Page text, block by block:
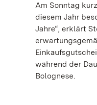
Am Sonntag
diesem Jahr
Jahre“, erklärt
während der
Bolognese.